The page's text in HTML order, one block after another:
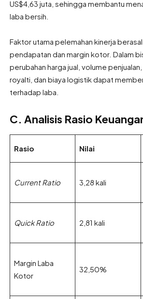
US$4,63 juta, sehingga membantu
laba bersih.
Faktor utama pelemahan kinerja
pendapatan dan margin kotor. Dalam
perubahan harga jual, volume
royalti, dan biaya logistik dapat
terhadap laba.
C. Analisis Rasio
Rasio Nilai
Current Ratio 3,28 kali
Quick Ratio 2,81 kali
Margin Laba
Kotor
32,50%